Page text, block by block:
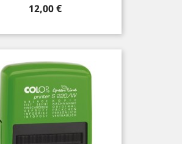
Preis
12,00 €